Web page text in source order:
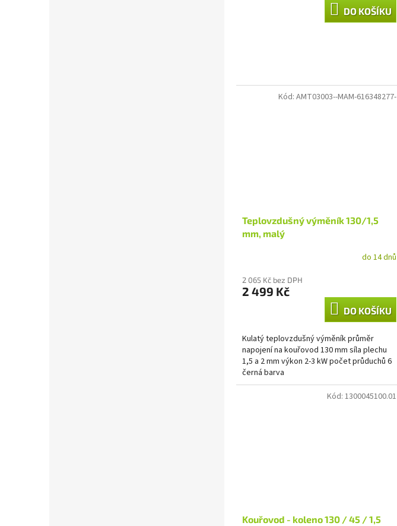
DO KOŠÍKU
Teplovzdušný výměník 130/1,5
mm, malý
do 14 dnů
2 065 Kč bez DPH
2 499 Kč
DO KOŠÍKU
Kulatý teplovzdušný výměník průměr
napojení na kouřovod 130 mm síla plechu
1,5 a 2 mm výkon 2-3 kW počet průduchů 6
černá barva
Kód: AMT03003--MAM-616348277-
Kouřovod - koleno 130 / 45 / 1,5
Kód: 1300045100.01